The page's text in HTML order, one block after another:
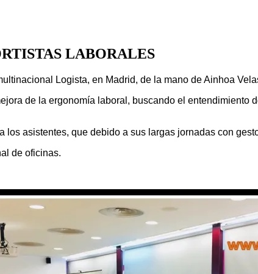
LABORALES
Logista, en Madrid, de la mano de Ainhoa
de la ergonomía laboral, buscando el
asistentes, que debido a sus largas jornadas con
de oficinas.